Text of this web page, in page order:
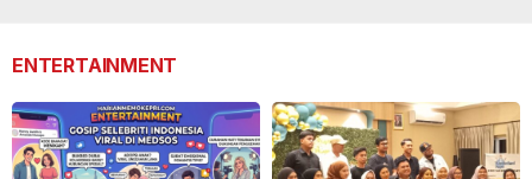
ENTERTAINMENT